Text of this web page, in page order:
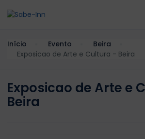
Início Evento
Beira
Exposicao de Arte e Cultura - Beira
Exposicao de Arte e
Beira